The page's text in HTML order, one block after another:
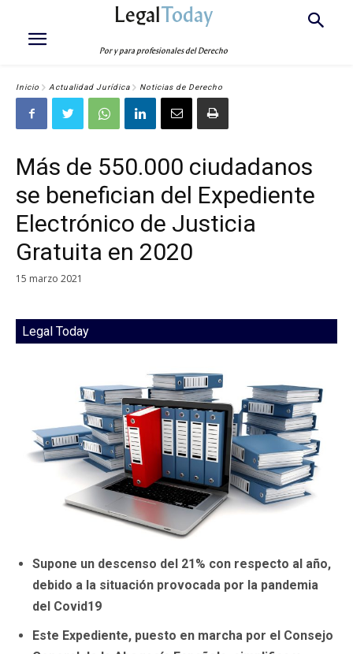
LegalToday
Por y para profesionales del Derecho
Inicio Actualidad Jurídica Noticias de Derecho
Más de 550.000 ciudadanos
se benefician del Expediente
Electrónico de Justicia
Gratuita en 2020
15 marzo 2021
Legal Today
Supone un descenso del 21% con respecto al año,
debido a la situación provocada por la pandemia
del Covid19
Este Expediente, puesto en marcha por el Consejo